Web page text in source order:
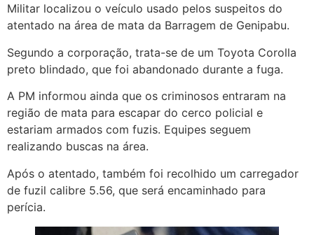
Militar localizou o veículo usado pelos suspeitos do
atentado na área de mata da Barragem de Genipabu.
Segundo a corporação, trata-se de um Toyota Corolla
preto blindado, que foi abandonado durante a fuga.
A PM informou ainda que os criminosos entraram na
região de mata para escapar do cerco policial e
estariam armados com fuzis. Equipes seguem
realizando buscas na área.
Após o atentado, também foi recolhido um carregador
de fuzil calibre 5.56, que será encaminhado para
perícia.